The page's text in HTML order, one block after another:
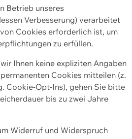
Betrieb unseres
Verbesserung) verarbeitet
Cookies erforderlich ist, um
zu erfüllen.
Ihnen keine expliziten Angaben
Cookies mitteilen (z.
Cookie-Opt-Ins), gehen Sie bitte
bis zu zwei Jahre
Widerruf und Widerspruch